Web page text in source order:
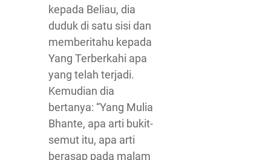
kepada Beliau, dia
duduk di satu sisi dan
memberitahu kepada
Yang Terberkahi apa
yang telah terjadi.
Kemudian dia
bertanya: “Yang Mulia
Bhante, apa arti bukit-
semut itu, apa arti
berasap pada malam